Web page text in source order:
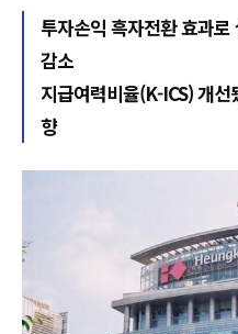
투자손익 흑자전환 효과
감소
지급여력비율(K-ICS) 개
향